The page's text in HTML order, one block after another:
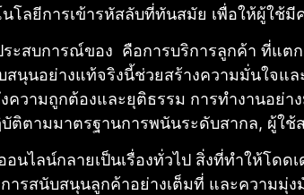
โลยีการเข้ารหัสลับที่ทันสมัย เพื่อให้ผู้ใช้
ระสบการณ์ของ คือการบริการลูกค้า ที่แต
สนุนอย่างแท้จริงนี้ช่วยสร้างความมั่นใจแ
ความถูกต้องและยุติธรรม การทำงานอย่
ติตามมาตรฐานการพนันระดับสากล, ผู้ใ
นไลน์กลายเป็นเรื่องทั่วไป สิ่งที่ทำให้โด
ารสนับสนุนลูกค้าอย่างเต็มที่ และความมุ่